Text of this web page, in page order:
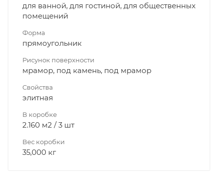
для ванной, для гостиной, для общественных
помещений
Форма
прямоугольник
Рисунок поверхности
мрамор, под камень, под мрамор
Свойства
элитная
В коробке
2.160 м2 / 3 шт
Вес коробки
35,000 кг